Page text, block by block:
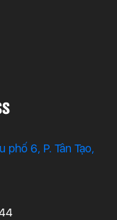
phố 6, P. Tân Tạo,